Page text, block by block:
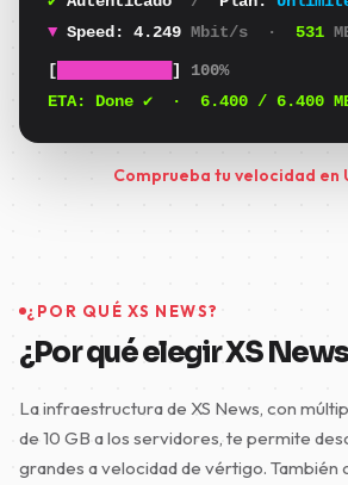
▼ Speed: 4.373 Mbit/s · 547
[
] 100%
ETA: Done ✔ · 6.400 / 6.400
Comprueba tu velocidad en
¿POR QUÉ XS NEWS?
¿Por qué elegir XS
La infraestructura de XS News, con
de 10 GB a los servidores, te permite
grandes a velocidad de vértigo.